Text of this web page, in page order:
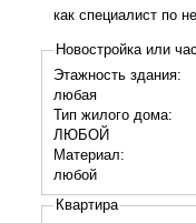
как специалист по
Новостройка или
Этажность здания:
любая
Тип жилого дома:
ЛЮБОЙ
Материал:
любой
Квартира